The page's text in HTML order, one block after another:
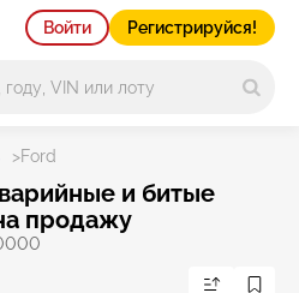
Войти Регистрируйся!
>Ford
и битые
продажу